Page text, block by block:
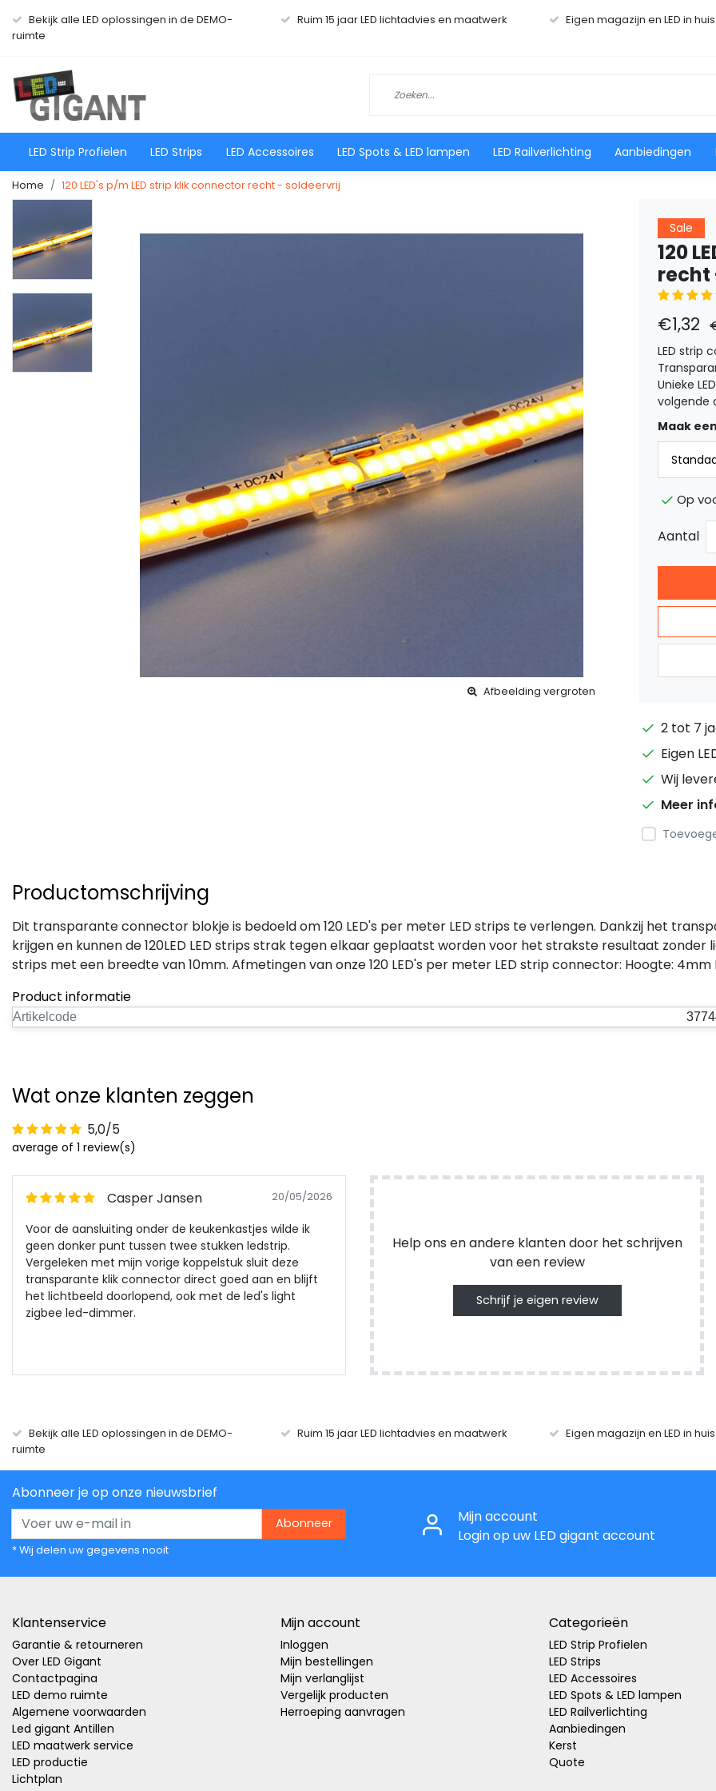
Bekijk alle LED oplossingen in de DEMO-
ruimte
Ruim 15 jaar LED lichtadvies en maatwerk Eigen magazijn en LED in
LED Strip Profielen LED Strips LED Accessoires LED Spots & LED lampen LED Railverlichting Aanbiedingen
Home 120 LED's p/m LED strip klik connector recht - soldeervrij
Afbeelding vergroten
Sale
120
recht
€1,32
LED strip
Unieke
volgende
Maak
Op
Aantal
2 tot 7
Eigen
Wij
Meer
Productomschrijving
Dit transparante connector blokje is bedoeld om 120 LED's per meter LED strips te verlengen. Dankzij het
krijgen en kunnen de 120LED LED strips strak tegen elkaar geplaatst worden voor het strakste resultaat zonder
strips met een breedte van 10mm. Afmetingen van onze 120 LED's per meter LED strip connector: Hoogte: 4mm
Product informatie
Artikelcode
Wat onze klanten zeggen
5,0/5
average of 1 review(s)
Casper Jansen 20/05/2026
Voor de aansluiting onder de keukenkastjes wilde ik
geen donker punt tussen twee stukken ledstrip.
Vergeleken met mijn vorige koppelstuk sluit deze
transparante klik connector direct goed aan en blijft
het lichtbeeld doorlopend, ook met de led's light
zigbee led-dimmer.
Help ons en andere klanten door het schrijven
van een review
Schrijf je eigen review
Bekijk alle LED oplossingen in de DEMO-
ruimte
Ruim 15 jaar LED lichtadvies en maatwerk Eigen magazijn en LED in
Abonneer je op onze nieuwsbrief
Abonneer
* Wij delen uw gegevens nooit
Mijn account
Login op uw LED gigant account
Klantenservice
Garantie & retourneren
Over LED Gigant
Contactpagina
LED demo ruimte
Algemene voorwaarden
Led gigant Antillen
LED maatwerk service
LED productie
Lichtplan
Mijn account
Inloggen
Mijn bestellingen
Mijn verlanglijst
Vergelijk producten
Herroeping aanvragen
Categorieën
LED Strip Profielen
LED Strips
LED Accessoires
LED Spots & LED lampen
LED Railverlichting
Aanbiedingen
Kerst
Quote